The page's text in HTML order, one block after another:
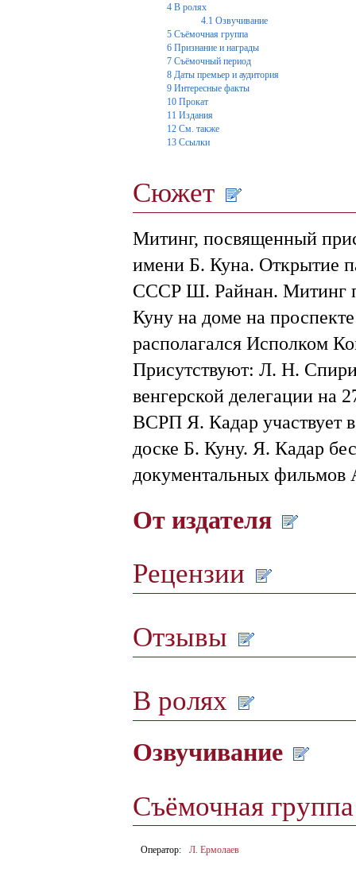
4 В ролях
4.1 Озвучивание
5 Съёмочная группа
6 Признание и награды
7 Съёмочный период
8 Даты премьер и аудитория
9 Интересные факты
10 Прокат
11 Издания
12 См. также
13 Ссылки
Сюжет
Митинг, посвященный
имени Б. Куна. Открытие
СССР Ш. Райнан. Митинг
Куну на доме на
располагался Исполком
Присутствуют: Л. Н.
венгерской делегации на
ВСРП Я. Кадар участвует
доске Б. Куну. Я. Кадар
документальных
От издателя
Рецензии
Отзывы
В ролях
Озвучивание
Съёмочная
Оператор: Л. Ермолаев